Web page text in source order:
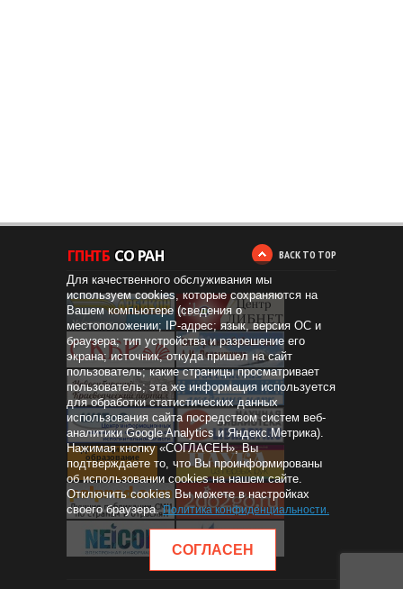
BACK TO TOP
Дистанционное
образование
Для качественного обслуживания мы
используем cookies, которые сохраняются на
Вашем компьютере (сведения о
местоположении; IP-адрес; язык, версия ОС и
браузера; тип устройства и разрешение его
экрана; источник, откуда пришел на сайт
пользователь; какие страницы просматривает
пользователь; эта же информация используется
для обработки статистических данных
использования сайта посредством систем веб-
аналитики Google Analytics и Яндекс.Метрика).
Нажимая кнопку «СОГЛАСЕН», Вы
подтверждаете то, что Вы проинформированы
об использовании cookies на нашем сайте.
Отключить cookies Вы можете в настройках
своего браузера.Политика конфиденциальности.
СОГЛАСЕН